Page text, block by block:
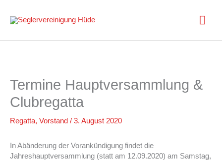
Inhalt
springen
Termine Hauptversammlung &
Clubregatta
Regatta, Vorstand / 3. August 2020
In Abänderung der Vorankündigung findet die
Jahreshauptversammlung (statt am 12.09.2020) am Samstag,